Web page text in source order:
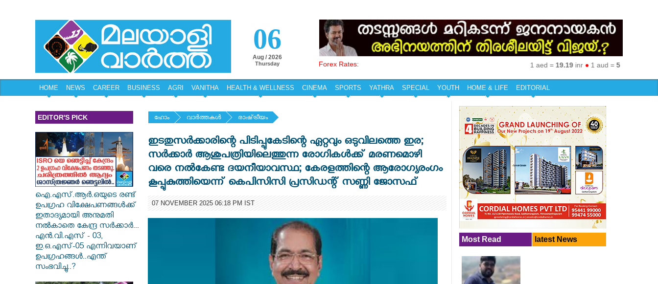
06
Aug / 2026
Thursday Forex Rates: 1 aed =19.19inr● 1 aud =50.27inr
HOME NEWS CAREER BUSINESS AGRI VANITHA HEALTH & WELLNESS CINEMA SPORTS YATHRA SPECIAL YOUTH HOME & LIFE EDITORIAL
EDITOR'S PICK
ഐ.എസ്.ആർ.ഒയുടെ രണ്ട്
ഉപഗ്രഹ വിക്ഷേപണങ്ങൾക്ക്
ഇതാദ്യമായി അനുമതി
നൽകാതെ കേന്ദ്ര സർക്കാർ...
എൻ.വി.എസ് - 03,
ഇ.ഒ.എസ്-05 എന്നിവയാണ്
ഉപഗ്രഹങ്ങൾ..എന്ത്
സംഭവിച്ചു..?
ഹോം വാര്‍ത്തകള്‍ രാഷ്‌ട്രീയം
ഇടതുസര്‍ക്കാരിന്റെ പിടിപ്പുകേടിന്റെ ഏറ്റവും ഒടുവിലത്തെ ഇര;
സര്‍ക്കാര്‍ ആശുപത്രിയിലെത്തുന്ന രോഗികള്‍ക്ക് മരണമൊഴി
വരെ നല്‍കേണ്ട ദയനീയാവസ്ഥ; കേരളത്തിന്റെ ആരോഗ്യരംഗം
കൂപ്പുകുത്തിയെന്ന് കെപിസിസി പ്രസിഡന്റ് സണ്ണി ജോസഫ്
07 NOVEMBER 2025 06:18 PM IST
Most Read latest News